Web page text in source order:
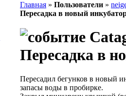
Главная » Пользователи »
Пересадка в новый
Пересадка в
Пересадил бегунков в новый
запасы воды в пробирке.